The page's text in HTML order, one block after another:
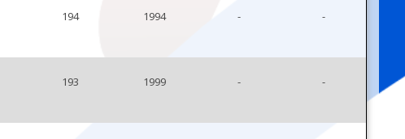
194 1994 - -
193 1999 - -